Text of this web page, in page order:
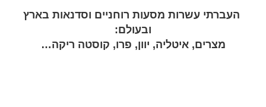
העברתי עשרות מסעות רוחניים וסדנאות בארץ
ובעולם:
מצרים, איטליה, יוון, פרו, קוסטה ריקה…